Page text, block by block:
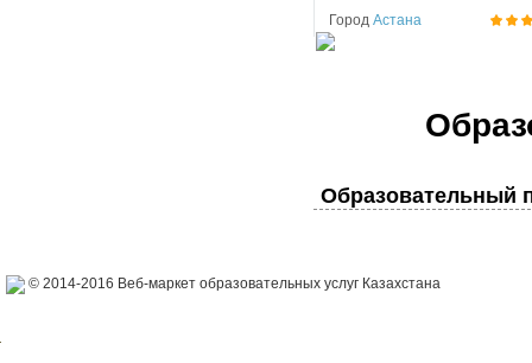
Город Астана
Образовательный
© 2014-2016 Веб-маркет образовательных услуг Казахстана